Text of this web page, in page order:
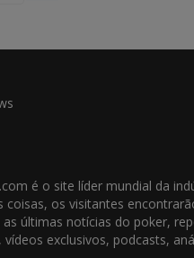
é o site líder mundial da
coisas, os visitantes
últimas notícias do poker,
exclusivos, podcasts,